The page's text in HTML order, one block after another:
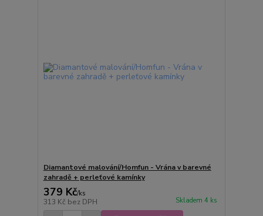
Diamantové malování/Homfun - Vrána v barevné
zahradě + perleťové kamínky
379 Kč/ks
313 Kč bez DPH Skladem 4 ks